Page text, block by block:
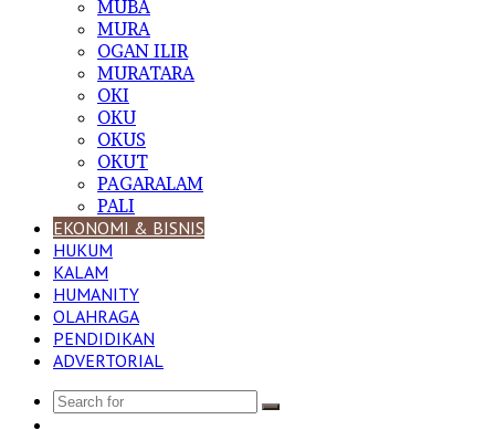
MUBA
MURA
OGAN ILIR
MURATARA
OKI
OKU
OKUS
OKUT
PAGARALAM
PALI
EKONOMI & BISNIS
HUKUM
KALAM
HUMANITY
OLAHRAGA
PENDIDIKAN
ADVERTORIAL
Search